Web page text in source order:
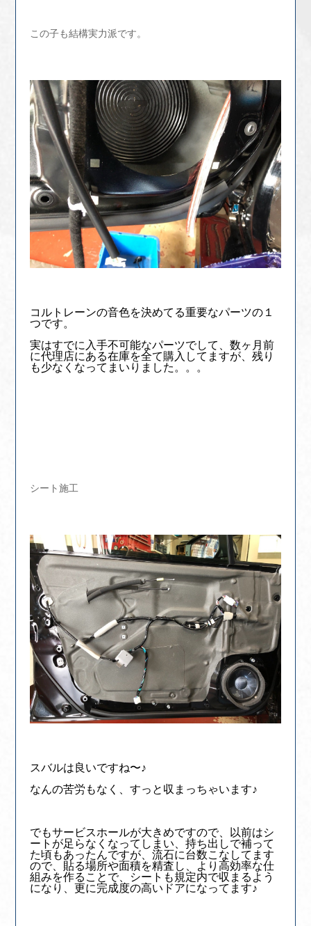
この子も結構実力派です。
コルトレーンの音色を決めてる重要なパーツの１
つです。
実はすでに入手不可能なパーツでして、数ヶ月前
に代理店にある在庫を全て購入してますが、残り
も少なくなってまいりました。。。
シート施工
スバルは良いですね〜♪
なんの苦労もなく、すっと収まっちゃいます♪
でもサービスホールが大きめですので、以前はシ
ートが足らなくなってしまい、持ち出しで補って
た頃もあったんですが、流石に台数こなしてます
ので、貼る場所や面積を精査し、より高効率な仕
組みを作ることで、シートも規定内で収まるよう
になり、更に完成度の高いドアになってます♪